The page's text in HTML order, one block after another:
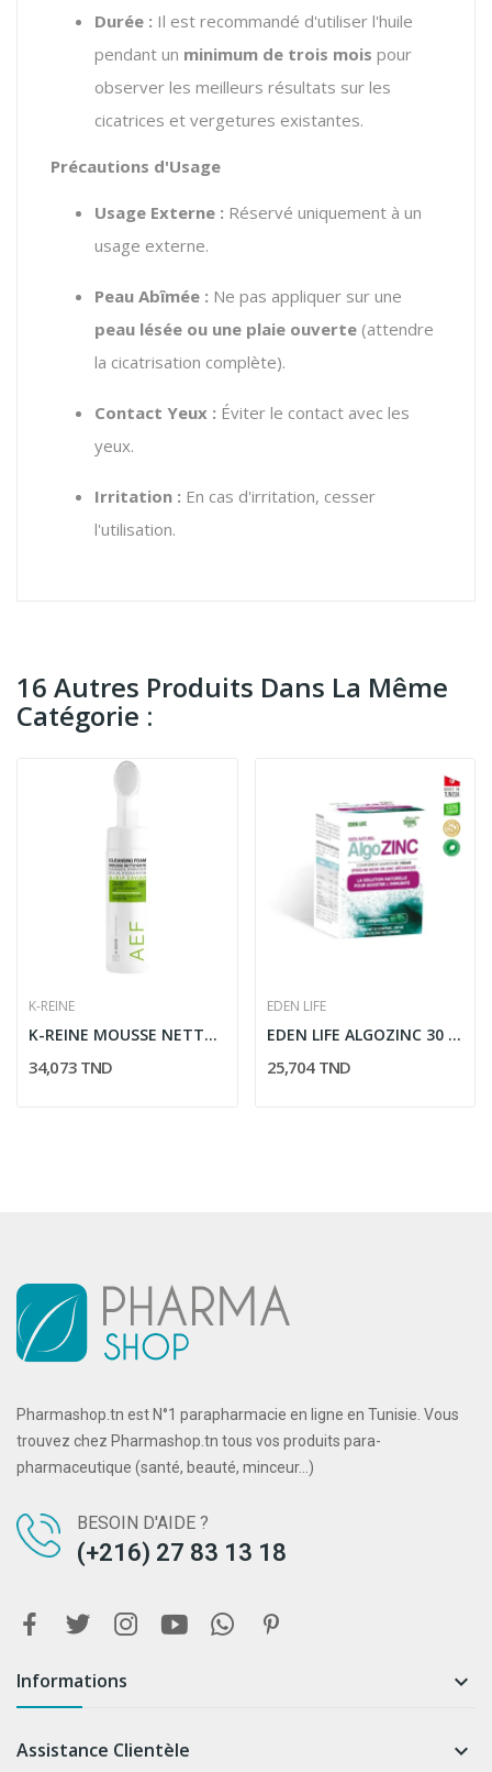
Durée : Il est recommandé d'utiliser l'huile
pendant un minimum de trois mois pour
observer les meilleurs résultats sur les
cicatrices et vergetures existantes.
Précautions d'Usage
Usage Externe : Réservé uniquement à un
usage externe.
Peau Abîmée : Ne pas appliquer sur une
peau lésée ou une plaie ouverte (attendre
la cicatrisation complète).
Contact Yeux : Éviter le contact avec les
yeux.
Irritation : En cas d'irritation, cesser
l'utilisation.
16 Autres Produits Dans La Même
Catégorie :
K-REINE
K-REINE MOUSSE NETTOYANTE VITAMINES AEF CAVIAR...
34,073 TND
EDEN LIFE
EDEN LIFE ALGOZINC 30 COMPRIMES
25,704 TND
Pharmashop.tn est N°1 parapharmacie en ligne en Tunisie. Vous
trouvez chez Pharmashop.tn tous vos produits para-
pharmaceutique (santé, beauté, minceur...)
BESOIN D'AIDE ?
(+216) 27 83 13 18
Informations 
Assistance Clientèle 